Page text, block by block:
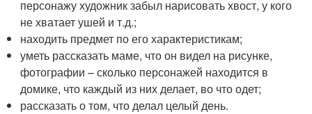
персонажу художник забыл нарисовать хвост, у кого
не хватает ушей и т.д.;
находить предмет по его характеристикам;
уметь рассказать маме, что он видел на рисунке,
фотографии – сколько персонажей находится в
домике, что каждый из них делает, во что одет;
рассказать о том, что делал целый день.